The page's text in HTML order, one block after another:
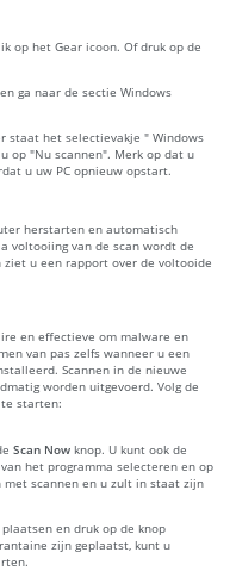
op het Gear icoon. Of druk op de
ga naar de sectie Windows
staat het selectievakje " Windows
op "Nu scannen". Merk op dat u
u uw PC opnieuw opstart.
herstarten en automatisch
voltooiing van de scan wordt de
u een rapport over de voltooide
en effectieve om malware en
van pas zelfs wanneer u een
Scannen in de nieuwe
worden uitgevoerd. Volg de
starten:
Scan Now knop. U kunt ook de
het programma selecteren en op
met scannen en u zult in staat zijn
en druk op de knop
zijn geplaatst, kunt u